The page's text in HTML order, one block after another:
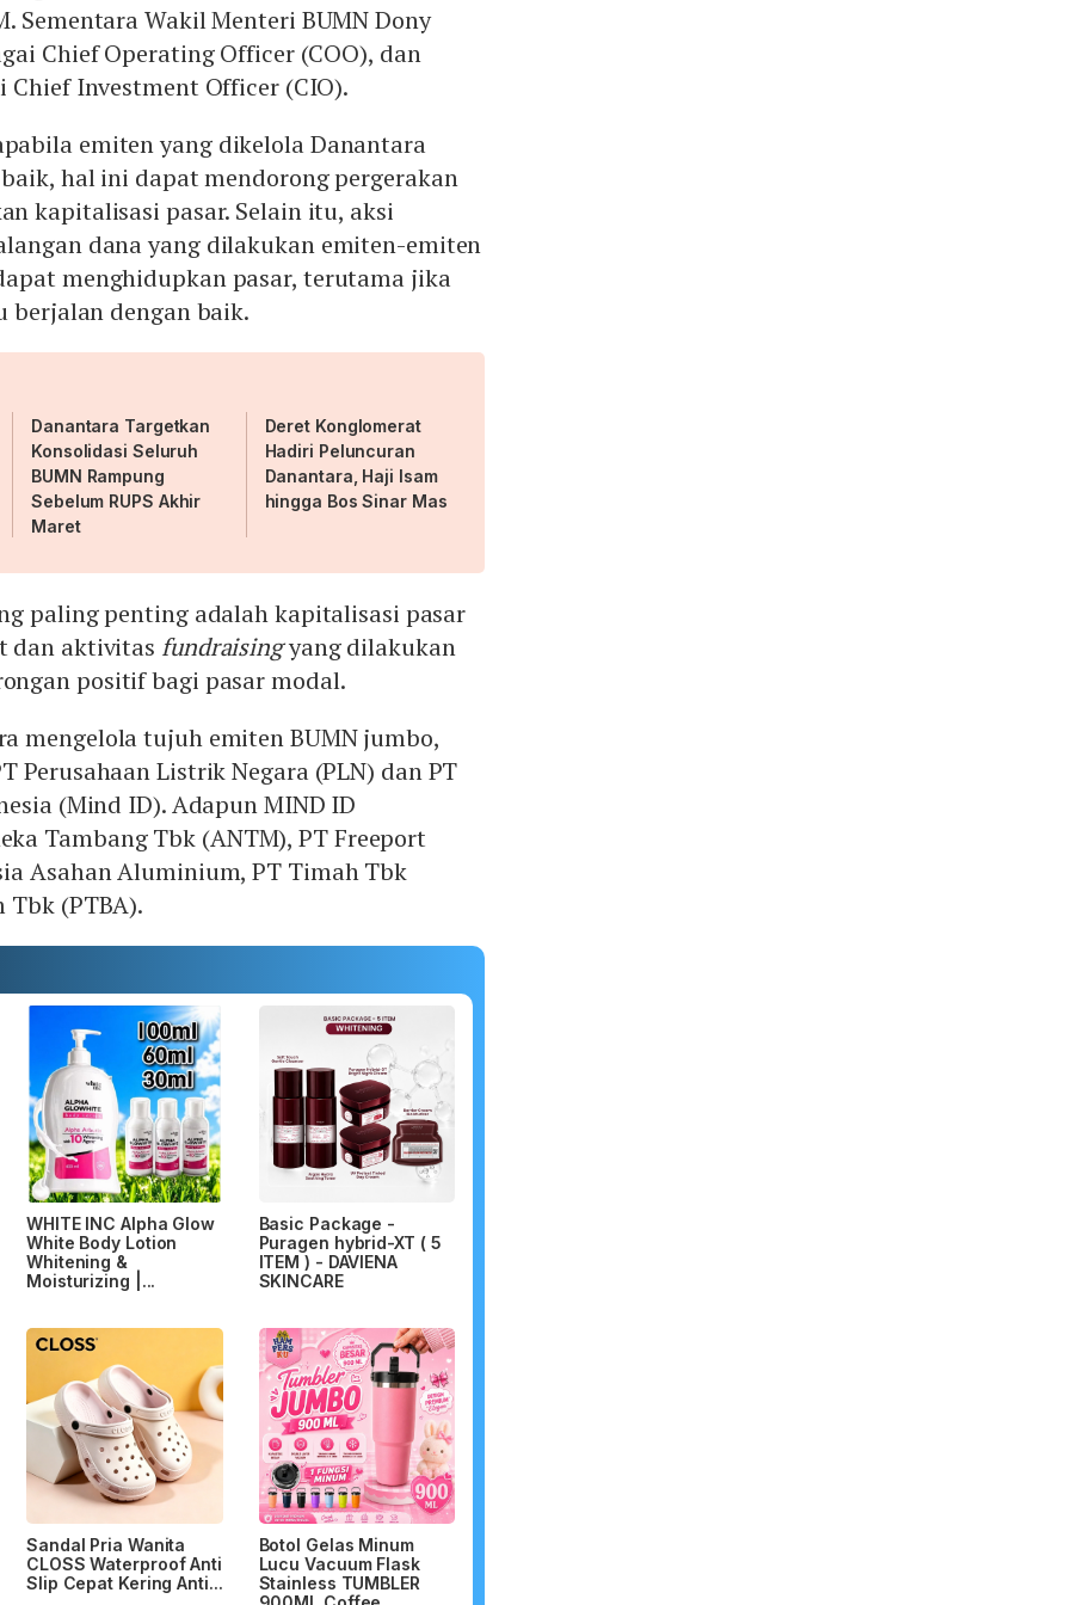
Sementara Wakil Menteri BUMN Dony
Chief Operating Officer (COO), dan
Chief Investment Officer (CIO).
emiten yang dikelola Danantara
hal ini dapat mendorong pergerakan
kapitalisasi pasar. Selain itu, aksi
dana yang dilakukan emiten-emiten
menghidupkan pasar, terutama jika
berjalan dengan baik.
Danantara Targetkan
Konsolidasi Seluruh
BUMN Rampung
Sebelum RUPS Akhir
Maret
Deret Konglomerat
Hadiri Peluncuran
Danantara, Haji Isam
hingga Bos Sinar Mas
paling penting adalah kapitalisasi pasar
dan aktivitas fundraisingyang dilakukan
positif bagi pasar modal.
mengelola tujuh emiten BUMN jumbo,
Perusahaan Listrik Negara (PLN) dan PT
(Mind ID). Adapun MIND ID
Tambang Tbk (ANTM), PT Freeport
Asahan Aluminium, PT Timah Tbk
Tbk (PTBA).
WHITE INC Alpha Glow
White Body Lotion
Whitening &
Moisturizing |...
Basic Package -
Puragen hybrid-XT ( 5
ITEM ) - DAVIENA
SKINCARE
Sandal Pria Wanita
CLOSS Waterproof Anti
Slip Cepat Kering Anti...
Botol Gelas Minum
Lucu Vacuum Flask
Stainless TUMBLER